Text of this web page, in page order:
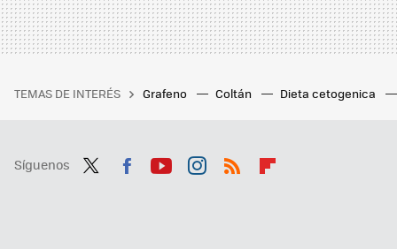
TEMAS DE INTERÉS Grafeno Coltán Dieta cetogenica
Síguenos